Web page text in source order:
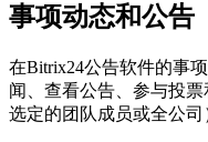
事项动态和公告
在Bitrix24公告软件的事
闻、查看公告、参与投
选定的团队成员或全公司